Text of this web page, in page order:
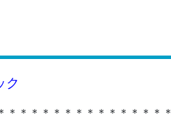
ク
＊＊＊＊＊＊＊＊＊＊＊＊＊＊＊